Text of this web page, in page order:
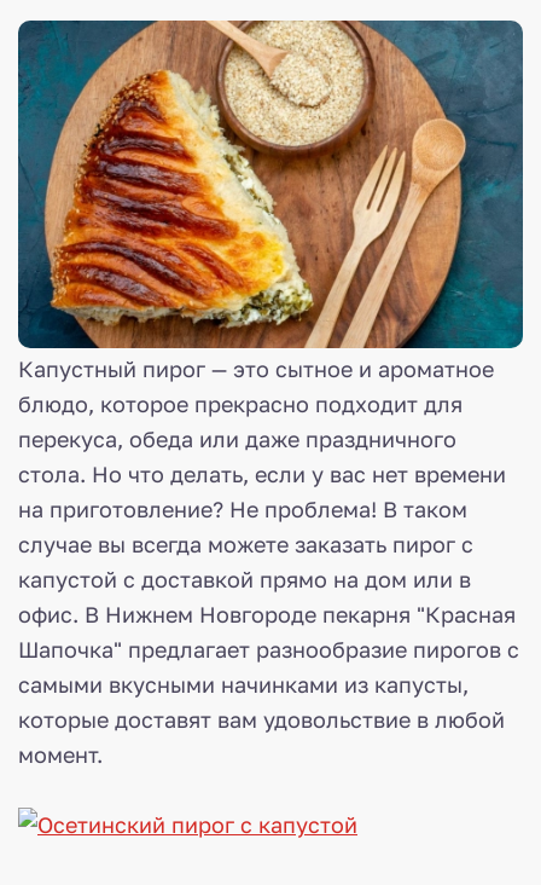
Капустный пирог — это сытное и ароматное
блюдо, которое прекрасно подходит для
перекуса, обеда или даже праздничного
стола. Но что делать, если у вас нет времени
на приготовление? Не проблема! В таком
случае вы всегда можете заказать пирог с
капустой с доставкой прямо на дом или в
офис. В Нижнем Новгороде пекарня "Красная
Шапочка" предлагает разнообразие пирогов с
самыми вкусными начинками из капусты,
которые доставят вам удовольствие в любой
момент.